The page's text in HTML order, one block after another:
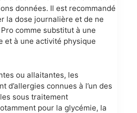
données. Il est recommandé
la dose journalière et de ne
comme substitut à une
et à une activité physique
ou allaitantes, les
d’allergies connues à l’un des
sous traitement
pour la glycémie, la